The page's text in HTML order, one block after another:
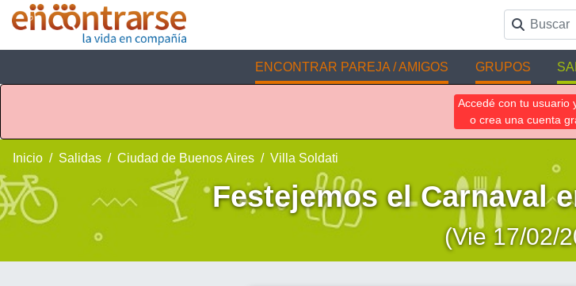
ENCONTRAR PAREJA / AMIGOS GRUPOS
Accedé con tu usuario
o crea una cuenta
Inicio Salidas Ciudad de Buenos Aires Villa Soldati
Festejemos el Carnaval
(Vie 17/02/